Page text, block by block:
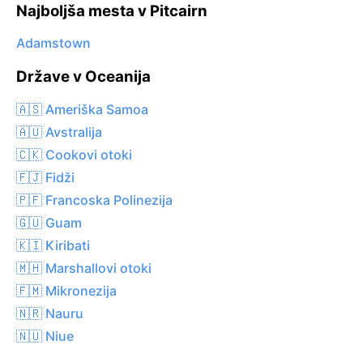
Najboljša mesta v Pitcairn
Adamstown
Države v Oceanija
🇦🇸 Ameriška Samoa
🇦🇺 Avstralija
🇨🇰 Cookovi otoki
🇫🇯 Fidži
🇵🇫 Francoska Polinezija
🇬🇺 Guam
🇰🇮 Kiribati
🇲🇭 Marshallovi otoki
🇫🇲 Mikronezija
🇳🇷 Nauru
🇳🇺 Niue